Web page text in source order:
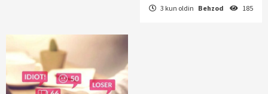
3 kun oldin Behzod 185